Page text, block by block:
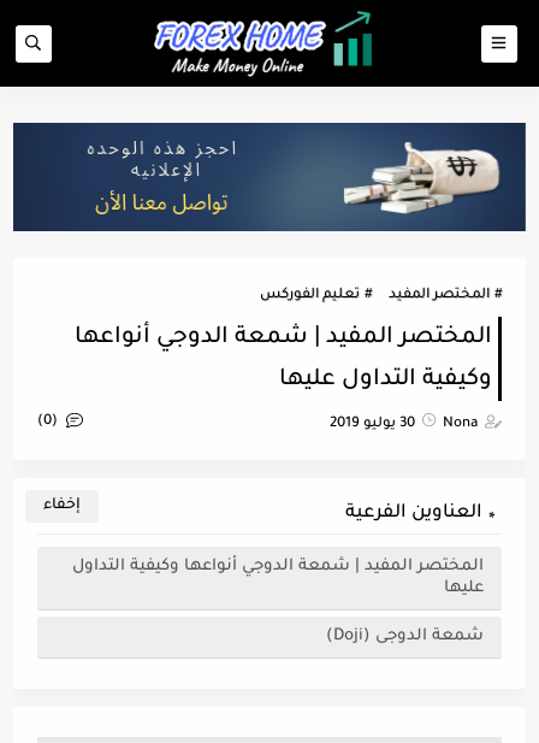
المختصر المفيد تعليم الفوركس
المختصر المفيد | شمعة الدوجي أنواعها
وكيفية التداول عليها
Nona 30 يوليو 2019 (0)
العناوين الفرعية
المختصر المفيد | شمعة الدوجي أنواعها وكيفية التداول
عليها
شمعة الدوجى (Doji)